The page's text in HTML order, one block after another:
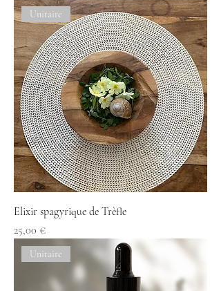
Unitaire
Elixir spagyrique de Trèfle
Prix
25,00 €
Unitaire